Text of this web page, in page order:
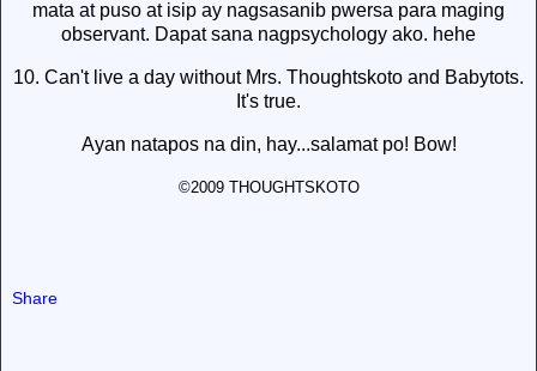
mata at puso at isip ay nagsasanib pwersa para maging
observant. Dapat sana nagpsychology ako. hehe
10. Can't live a day without Mrs. Thoughtskoto and Babytots.
It's true.
Ayan natapos na din, hay...salamat po! Bow!
©2009 THOUGHTSKOTO
Share